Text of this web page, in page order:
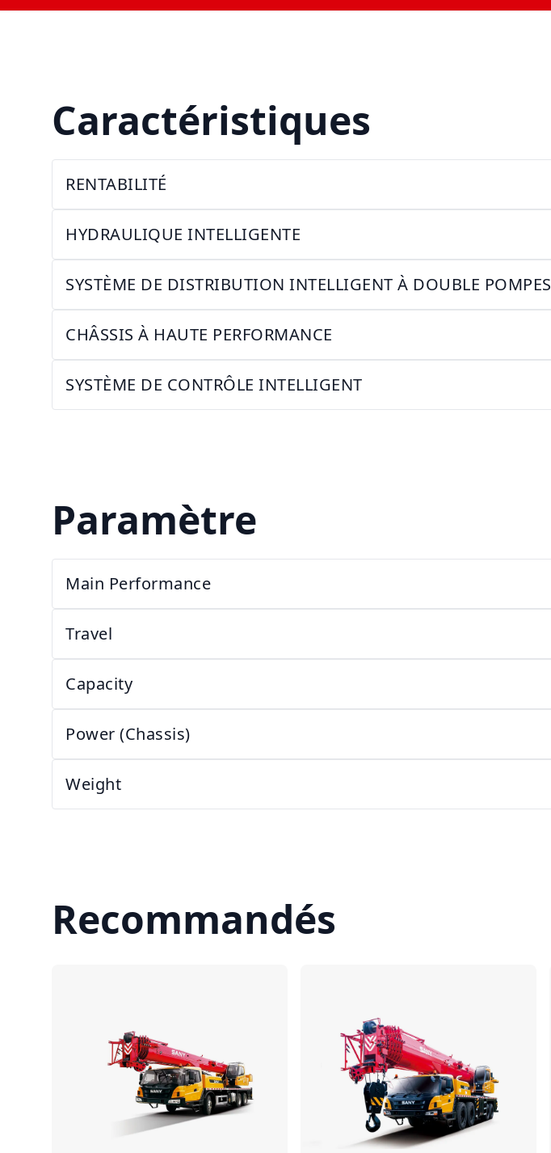
Caractéristiques
RENTABILITÉ
HYDRAULIQUE INTELLIGENTE
SYSTÈME DE DISTRIBUTION INTELLIGENT À DOUBLE POMPES
CHÂSSIS À HAUTE PERFORMANCE
SYSTÈME DE CONTRÔLE INTELLIGENT
Paramètre
Main Performance
Travel
Capacity
Power (Chassis)
Weight
Recommandés